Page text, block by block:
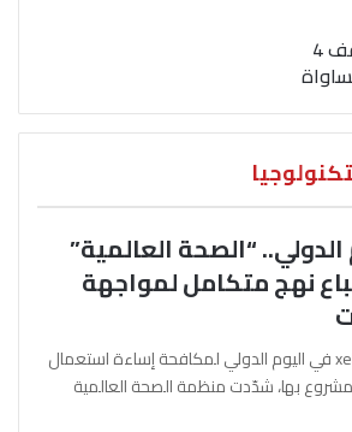
السياسية.. تركيا توقف 4
“الصحة العالمية”
نهج متكامل لمواجهة
آفرين علو ـ xeber24.net في اليوم الدولي لمكافحة إساءة استعمال
بها، شدّدت منظمة الصحة العالمية